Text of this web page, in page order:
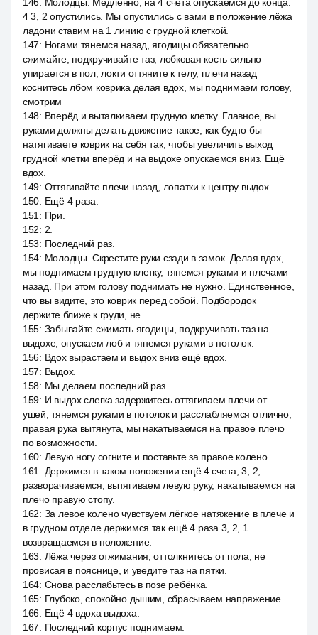
4 3, 2 опустились. Мы опустились с вами в положение лёжа
ладони ставим на 1 линию с грудной клеткой.
147: Ногами тянемся назад, ягодицы обязательно
сжимайте, подкручивайте таз, лобковая кость сильно
упирается в пол, локти оттяните к телу, плечи назад
коснитесь лбом коврика делая вдох, мы поднимаем голову,
смотрим
148: Вперёд и выталкиваем грудную клетку. Главное, вы
руками должны делать движение такое, как будто бы
натягиваете коврик на себя так, чтобы увеличить выход
грудной клетки вперёд и на выдохе опускаемся вниз. Ещё
вдох.
149: Оттягивайте плечи назад, лопатки к центру выдох.
150: Ещё 4 раза.
151 : При.
152: 2.
153: Последний раз.
154: Молодцы. Скрестите руки сзади в замок. Делая вдох,
мы поднимаем грудную клетку, тянемся руками и плечами
назад. При этом голову поднимать не нужно. Единственное,
что вы видите, это коврик перед собой. Подбородок
держите ближе к груди, не
155: Забывайте сжимать ягодицы, подкручивать таз на
выдохе, опускаем лоб и тянемся руками в потолок.
156: Вдох вырастаем и выдох вниз ещё вдох.
157: Выдох.
158: Мы делаем последний раз.
159: И выдох слегка задержитесь оттягиваем плечи от
ушей, тянемся руками в потолок и расслабляемся отлично,
правая рука вытянута, мы накатываемся на правое плечо
по возможности.
160: Левую ногу согните и поставьте за правое колено.
161 : Держимся в таком положении ещё 4 счета, 3, 2,
разворачиваемся, вытягиваем левую руку, накатываемся на
плечо правую стопу.
162: За левое колено чувствуем лёгкое натяжение в плече и
в грудном отделе держимся так ещё 4 раза 3, 2, 1
возвращаемся в положение.
163: Лёжа через отжимания, оттолкнитесь от пола, не
провисая в пояснице, и уведите таз на пятки.
164: Снова расслабьтесь в позе ребёнка.
165: Глубоко, спокойно дышим, сбрасываем напряжение.
166: Ещё 4 вдоха выдоха.
167: Последний корпус поднимаем.